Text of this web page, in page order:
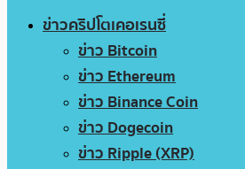
ข่าวคริปโตเคอเรนซี่
ข่าว Bitcoin
ข่าว Ethereum
ข่าว Binance Coin
ข่าว Dogecoin
ข่าว Ripple (XRP)